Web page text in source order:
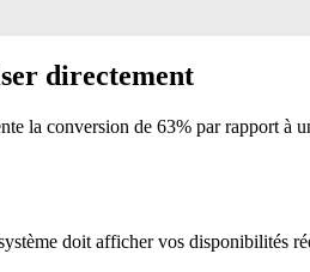
directement
la conversion de 63% par rapport à
doit afficher vos disponibilités